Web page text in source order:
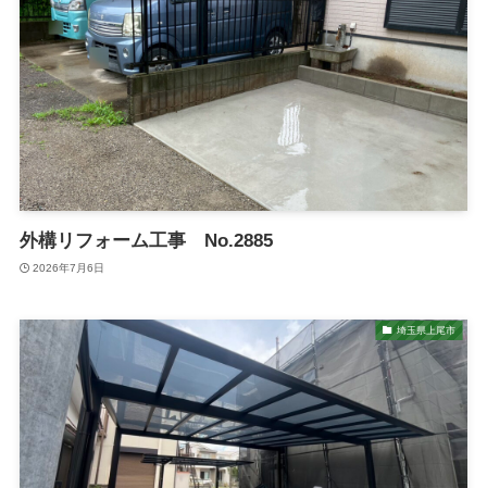
外構リフォーム工事 No.2885
2026年7月6日
埼玉県上尾市